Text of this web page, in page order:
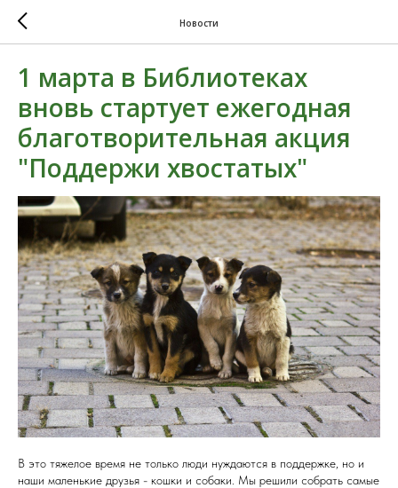
Новости
1 марта в Библиотеках
вновь стартует ежегодная
благотворительная акция
"Поддержи хвостатых"
В это тяжелое время не только люди нуждаются в поддержке, но и
наши маленькие друзья - кошки и собаки. Мы решили собрать самые